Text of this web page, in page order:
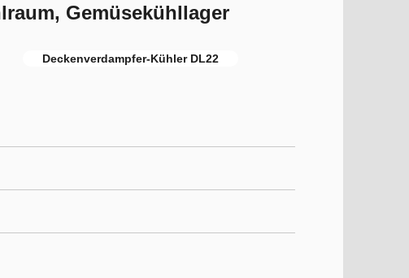
Gemüsekühllager
Deckenverdampfer-Kühler DL22